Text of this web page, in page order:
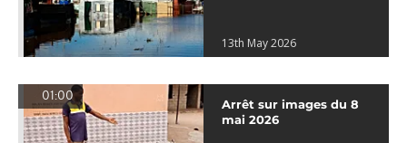
13th May 2026
01:00
Arrêt sur images du 8
mai 2026